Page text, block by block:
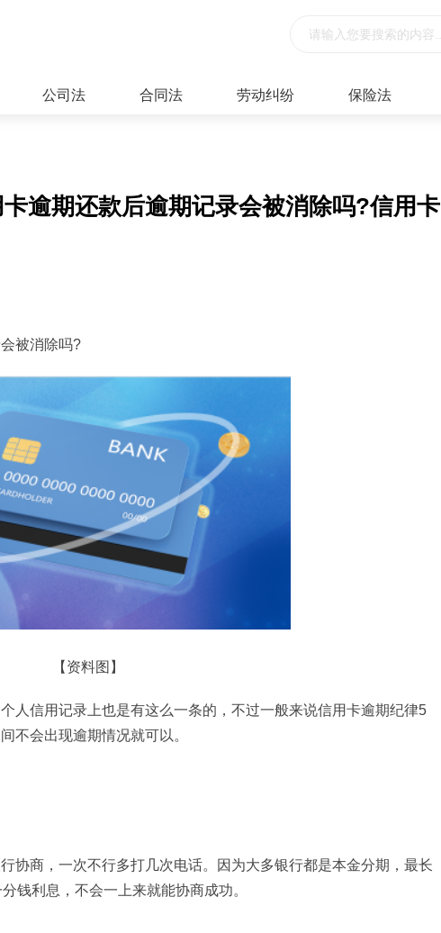
公司法 合同法 劳动纠纷 保险法
逾期还款后逾期记录会被消除吗?信用卡
被消除吗?
【资料图】
人信用记录上也是有这么一条的，不过一般来说信用卡逾期纪律5
不会出现逾期情况就可以。
协商，一次不行多打几次电话。因为大多银行都是本金分期，最长
钱利息，不会一上来就能协商成功。